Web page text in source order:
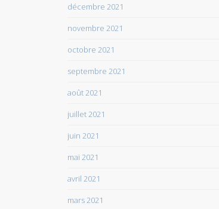
décembre 2021
novembre 2021
octobre 2021
septembre 2021
août 2021
juillet 2021
juin 2021
mai 2021
avril 2021
mars 2021